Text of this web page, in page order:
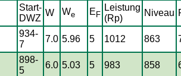
Start-
DWZ
W We E F
Leistung
(Rp)
Niveau
934-
7
7.0 5.96 5 1012 863
898-
5
6.0 5.03 5 983 858